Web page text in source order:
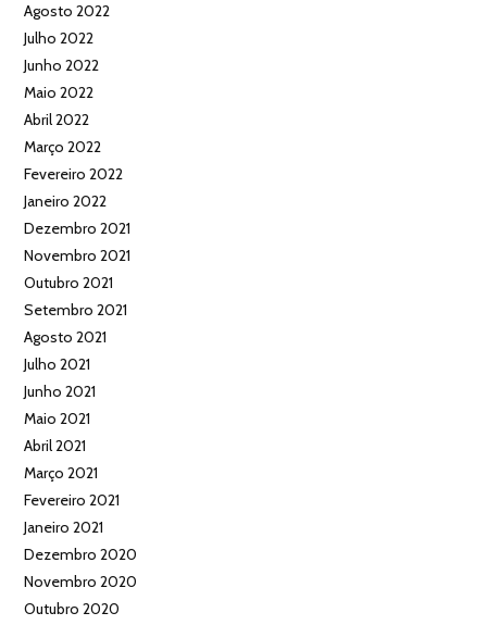
Agosto 2022
Julho 2022
Junho 2022
Maio 2022
Abril 2022
Março 2022
Fevereiro 2022
Janeiro 2022
Dezembro 2021
Novembro 2021
Outubro 2021
Setembro 2021
Agosto 2021
Julho 2021
Junho 2021
Maio 2021
Abril 2021
Março 2021
Fevereiro 2021
Janeiro 2021
Dezembro 2020
Novembro 2020
Outubro 2020